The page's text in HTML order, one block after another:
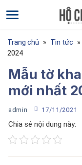
qua
dung
Trang chủ » Tin tức »
2024
Mẫu tờ
mới nhất
admin 17/11/2021
Chia sẻ nội dung này: